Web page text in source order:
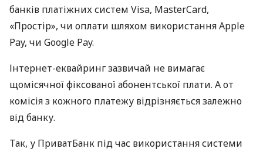
банків платіжних систем Visa, MasterCard,
«Простір», чи оплати шляхом використання Apple
Pay, чи Google Pay.
Інтернет-еквайринг зазвичай не вимагає
щомісячної фіксованої абонентської плати. А от
комісія з кожного платежу відрізняється залежно
від банку.
Так, у ПриватБанк під час використання системи